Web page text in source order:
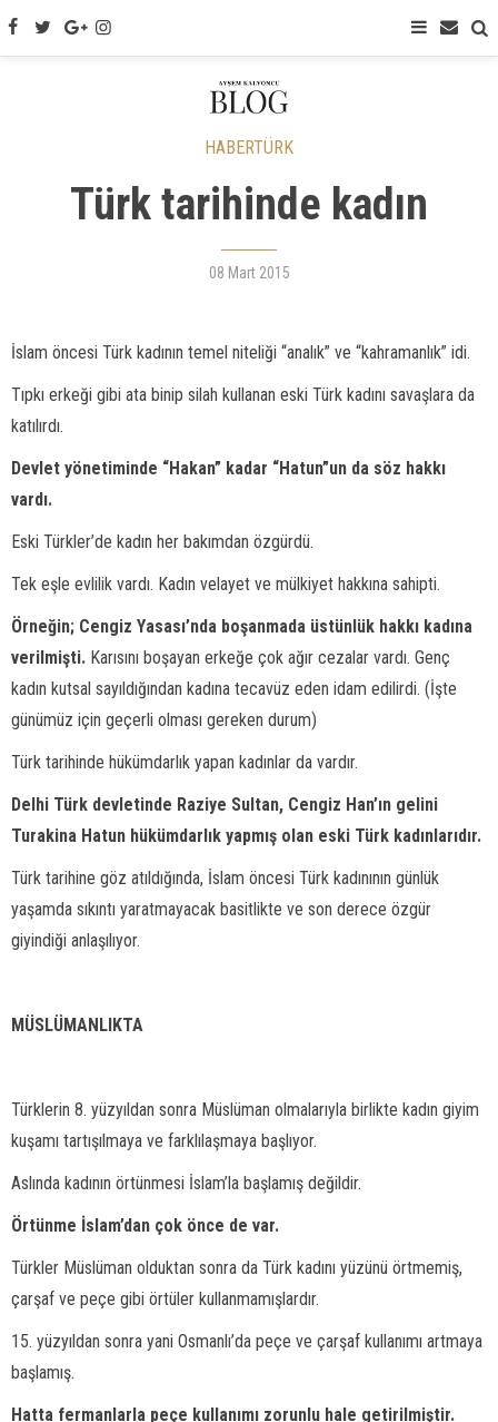
HABERTÜRK
Türk tarihinde kadın
08 Mart 2015
İslam öncesi Türk kadının temel niteliği “analık” ve “kahramanlık” idi.
Tıpkı erkeği gibi ata binip silah kullanan eski Türk kadını savaşlara da
katılırdı.
Devlet yönetiminde “Hakan” kadar “Hatun”un da söz hakkı
vardı.
Eski Türkler’de kadın her bakımdan özgürdü.
Tek eşle evlilik vardı. Kadın velayet ve mülkiyet hakkına sahipti.
Örneğin; Cengiz Yasası’nda boşanmada üstünlük hakkı kadına
verilmişti. Karısını boşayan erkeğe çok ağır cezalar vardı. Genç
kadın kutsal sayıldığından kadına tecavüz eden idam edilirdi. (İşte
günümüz için geçerli olması gereken durum)
Türk tarihinde hükümdarlık yapan kadınlar da vardır.
Delhi Türk devletinde Raziye Sultan, Cengiz Han’ın gelini
Turakina Hatun hükümdarlık yapmış olan eski Türk kadınlarıdır.
Türk tarihine göz atıldığında, İslam öncesi Türk kadınının günlük
yaşamda sıkıntı yaratmayacak basitlikte ve son derece özgür
giyindiği anlaşılıyor.
MÜSLÜMANLIKTA
Türklerin 8. yüzyıldan sonra Müslüman olmalarıyla birlikte kadın giyim
kuşamı tartışılmaya ve farklılaşmaya başlıyor.
Aslında kadının örtünmesi İslam’la başlamış değildir.
Örtünme İslam’dan çok önce de var.
Türkler Müslüman olduktan sonra da Türk kadını yüzünü örtmemiş,
çarşaf ve peçe gibi örtüler kullanmamışlardır.
15. yüzyıldan sonra yani Osmanlı’da peçe ve çarşaf kullanımı artmaya
başlamış.
Hatta fermanlarla peçe kullanımı zorunlu hale getirilmiştir.